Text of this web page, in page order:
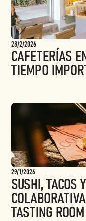
28/2/2026
CAFETERÍAS
TIEMPO
29/1/2026
SUSHI, TACOS
TASTING